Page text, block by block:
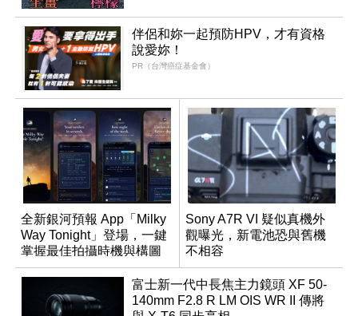
伴侶和妳一起預防HPV，才有資格
說愛妳！
PR（台灣癌症基金會）
全新銀河預報 App「Milky
Way Tonight」登場，一鍵
掌握最佳拍攝時機與構圖
Sony A7R VI 疑似真機外
觀曝光，新電池恐與舊機
不相容
富士新一代中長焦主力鏡頭 XF 50-
140mm F2.8 R LM OIS WR II 傳將